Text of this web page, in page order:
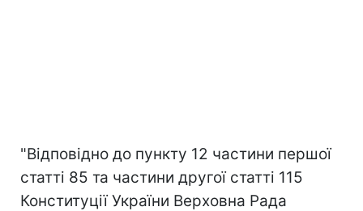
"Відповідно до пункту 12 частини першої
статті 85 та частини другої статті 115
Конституції України Верховна Рада